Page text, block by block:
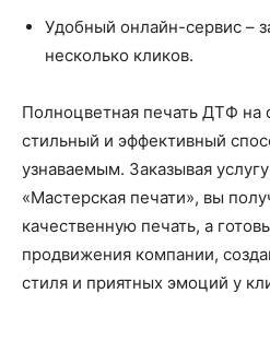
Удобный онлайн-сервис –
несколько кликов.
Полноцветная печать ДТФ на
стильный и эффективный
узнаваемым. Заказывая
«Мастерская печати», вы
качественную печать, а
продвижения компании,
стиля и приятных эмоций у